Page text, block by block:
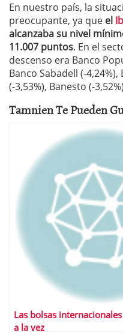
En nuestro país, la
preocupante, ya que el
alcanzaba su nivel
11.007 puntos. En el
descenso era Banco
Banco Sabadell (-4,24%),
(-3,53%), Banesto (-
Tamnien Te Pueden
Las bolsas
a la vez